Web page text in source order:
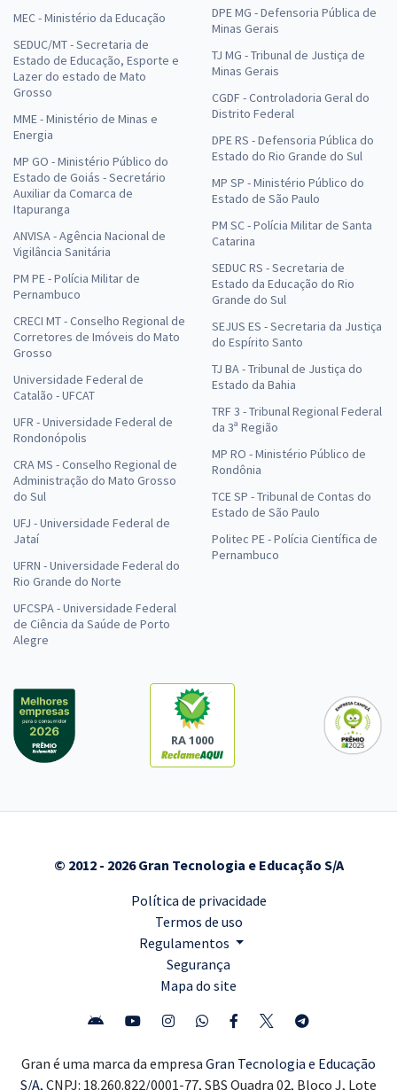
MEC - Ministério da Educação
SEDUC/MT - Secretaria de
Estado de Educação, Esporte e
Lazer do estado de Mato
Grosso
MME - Ministério de Minas e
Energia
MP GO - Ministério Público do
Estado de Goiás - Secretário
Auxiliar da Comarca de
Itapuranga
ANVISA - Agência Nacional de
Vigilância Sanitária
PM PE - Polícia Militar de
Pernambuco
CRECI MT - Conselho Regional de
Corretores de Imóveis do Mato
Grosso
Universidade Federal de
Catalão - UFCAT
UFR - Universidade Federal de
Rondonópolis
CRA MS - Conselho Regional de
Administração do Mato Grosso
do Sul
UFJ - Universidade Federal de
Jataí
UFRN - Universidade Federal do
Rio Grande do Norte
UFCSPA - Universidade Federal
de Ciência da Saúde de Porto
Alegre
DPE MG - Defensoria Pública de
Minas Gerais
TJ MG - Tribunal de Justiça de
Minas Gerais
CGDF - Controladoria Geral do
Distrito Federal
DPE RS - Defensoria Pública do
Estado do Rio Grande do Sul
MP SP - Ministério Público do
Estado de São Paulo
PM SC - Polícia Militar de Santa
Catarina
SEDUC RS - Secretaria de
Estado da Educação do Rio
Grande do Sul
SEJUS ES - Secretaria da Justiça
do Espírito Santo
TJ BA - Tribunal de Justiça do
Estado da Bahia
TRF 3 - Tribunal Regional Federal
da 3ª Região
MP RO - Ministério Público de
Rondônia
TCE SP - Tribunal de Contas do
Estado de São Paulo
Politec PE - Polícia Científica de
Pernambuco
RA 1000
© 2012 - 2026 Gran Tecnologia e Educação S/A
Política de privacidade
Termos de uso
Regulamentos
Segurança
Mapa do site
Gran é uma marca da empresa Gran Tecnologia e Educação
S/A, CNPJ: 18.260.822/0001-77, SBS Quadra 02, Bloco J, Lote